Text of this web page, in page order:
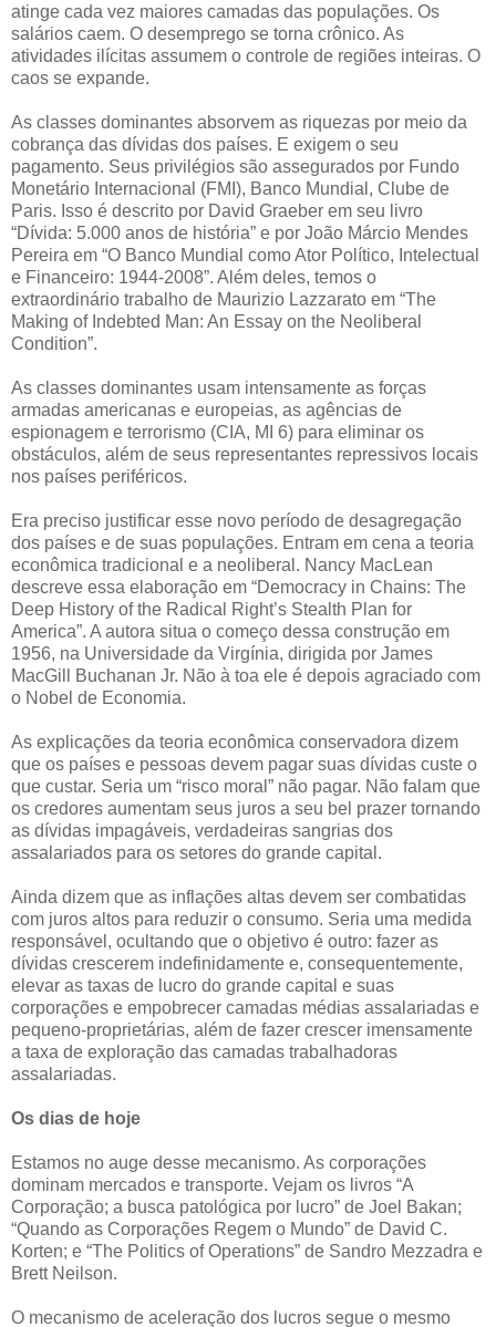
atinge cada vez maiores camadas das populações. Os
salários caem. O desemprego se torna crônico. As
atividades ilícitas assumem o controle de regiões inteiras. O
caos se expande.
As classes dominantes absorvem as riquezas por meio da
cobrança das dívidas dos países. E exigem o seu
pagamento. Seus privilégios são assegurados por Fundo
Monetário Internacional (FMI), Banco Mundial, Clube de
Paris. Isso é descrito por David Graeber em seu livro
“Dívida: 5.000 anos de história” e por João Márcio Mendes
Pereira em “O Banco Mundial como Ator Político, Intelectual
e Financeiro: 1944-2008”. Além deles, temos o
extraordinário trabalho de Maurizio Lazzarato em “The
Making of Indebted Man: An Essay on the Neoliberal
Condition”.
As classes dominantes usam intensamente as forças
armadas americanas e europeias, as agências de
espionagem e terrorismo (CIA, MI 6) para eliminar os
obstáculos, além de seus representantes repressivos locais
nos países periféricos.
Era preciso justificar esse novo período de desagregação
dos países e de suas populações. Entram em cena a teoria
econômica tradicional e a neoliberal. Nancy MacLean
descreve essa elaboração em “Democracy in Chains: The
Deep History of the Radical Right’s Stealth Plan for
America”. A autora situa o começo dessa construção em
1956, na Universidade da Virgínia, dirigida por James
MacGill Buchanan Jr. Não à toa ele é depois agraciado com
o Nobel de Economia.
As explicações da teoria econômica conservadora dizem
que os países e pessoas devem pagar suas dívidas custe o
que custar. Seria um “risco moral” não pagar. Não falam que
os credores aumentam seus juros a seu bel prazer tornando
as dívidas impagáveis, verdadeiras sangrias dos
assalariados para os setores do grande capital.
Ainda dizem que as inflações altas devem ser combatidas
com juros altos para reduzir o consumo. Seria uma medida
responsável, ocultando que o objetivo é outro: fazer as
dívidas crescerem indefinidamente e, consequentemente,
elevar as taxas de lucro do grande capital e suas
corporações e empobrecer camadas médias assalariadas e
pequeno-proprietárias, além de fazer crescer imensamente
a taxa de exploração das camadas trabalhadoras
assalariadas.
Os dias de hoje
Estamos no auge desse mecanismo. As corporações
dominam mercados e transporte. Vejam os livros “A
Corporação; a busca patológica por lucro” de Joel Bakan;
“Quando as Corporações Regem o Mundo” de David C.
Korten; e “The Politics of Operations” de Sandro Mezzadra e
Brett Neilson.
O mecanismo de aceleração dos lucros segue o mesmo